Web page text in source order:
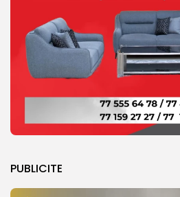
PUBLICITE